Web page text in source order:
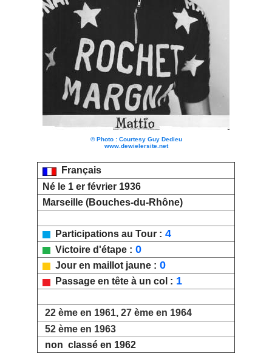
© Photo : Courtesy Guy Dedieu
www.dewielersite.net
Français
Né le 1 er février 1936
Marseille (Bouches-du-Rhône)
Participations au Tour : 4
Victoire d'étape : 0
Jour en maillot jaune : 0
Passage en tête à un col : 1
22 ème en 1961, 27 ème en 1964
52 ème en 1963
non classé en 1962